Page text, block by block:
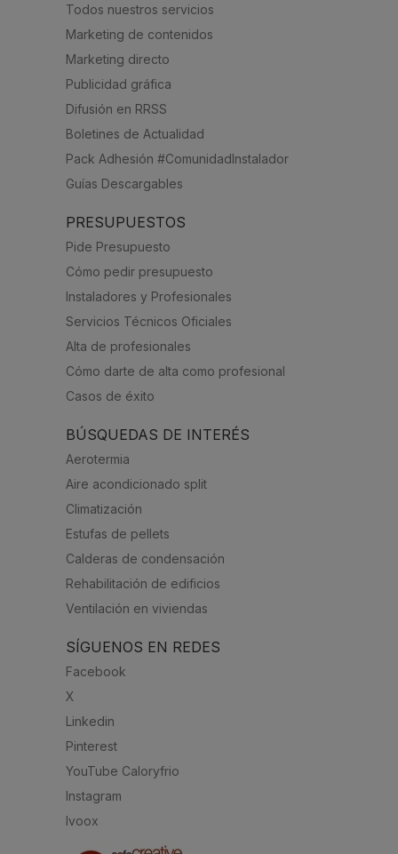
Todos nuestros servicios
Marketing de contenidos
Marketing directo
Publicidad gráfica
Difusión en RRSS
Boletines de Actualidad
Pack Adhesión #ComunidadInstalador
Guías Descargables
PRESUPUESTOS
Pide Presupuesto
Cómo pedir presupuesto
Instaladores y Profesionales
Servicios Técnicos Oficiales
Alta de profesionales
Cómo darte de alta como profesional
Casos de éxito
BÚSQUEDAS DE INTERÉS
Aerotermia
Aire acondicionado split
Climatización
Estufas de pellets
Calderas de condensación
Rehabilitación de edificios
Ventilación en viviendas
SÍGUENOS EN REDES
Facebook
X
Linkedin
Pinterest
YouTube Caloryfrio
Instagram
Ivoox